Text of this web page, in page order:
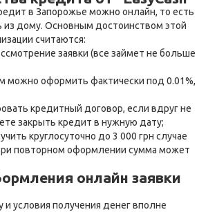
в Запорожье можно онлайн, то есть
из дому. Основным достоинством этой
считаются:
заявки (все займет не больше
можно оформить фактически под 0.01%,
кредитный договор, если вдруг не
закрыть кредит в нужную дату;
круглосуточно до 3 000 грн случае
повторном оформлении сумма может
онлайн заявки
и условия получения денег вполне